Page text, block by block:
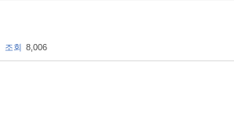
조회 8,006